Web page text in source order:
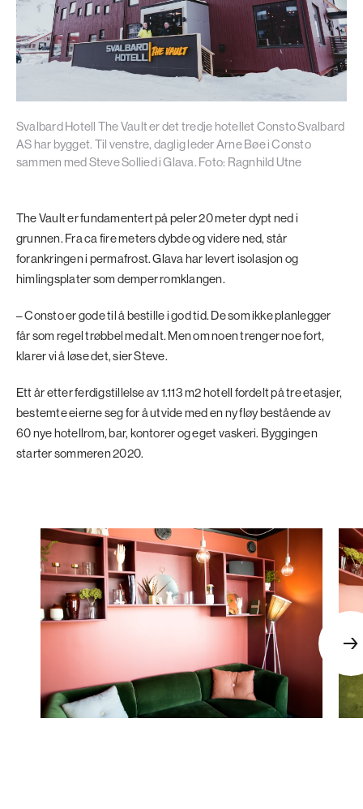
Svalbard Hotell The Vault er det tredje hotellet Consto Svalbard
AS har bygget. Til venstre, daglig leder Arne Bøe i Consto
sammen med Steve Sollied i Glava. Foto: Ragnhild Utne
The Vault er fundamentert på peler 20 meter dypt ned i
grunnen. Fra ca fire meters dybde og videre ned, står
forankringen i permafrost. Glava har levert isolasjon og
himlingsplater som demper romklangen.
– Consto er gode til å bestille i god tid. De som ikke planlegger
får som regel trøbbel med alt. Men om noen trenger noe fort,
klarer vi å løse det, sier Steve.
Ett år etter ferdigstillelse av 1.113 m2 hotell fordelt på tre etasjer,
bestemte eierne seg for å utvide med en ny fløy bestående av
60 nye hotellrom, bar, kontorer og eget vaskeri. Byggingen
starter sommeren 2020.